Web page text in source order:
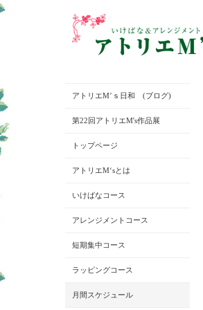
アトリエM’ｓ日和 (ブログ)
第22回アトリエM's作品展
トップページ
アトリエM‘sとは
いけばなコース
アレンジメントコース
短期集中コース
ラッピングコース
月間スケジュール